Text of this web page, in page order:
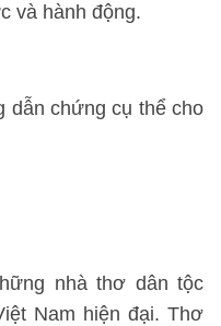
và hành động.
dẫn chứng cụ thể cho
nhà thơ dân tộc
Nam hiện đại. Thơ